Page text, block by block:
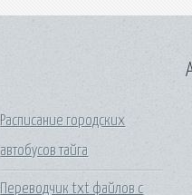
Расписание городских
автобусов тайга
Переводчик txt файлов с